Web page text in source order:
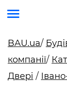
BAU.ua/
компанії/
Двері /